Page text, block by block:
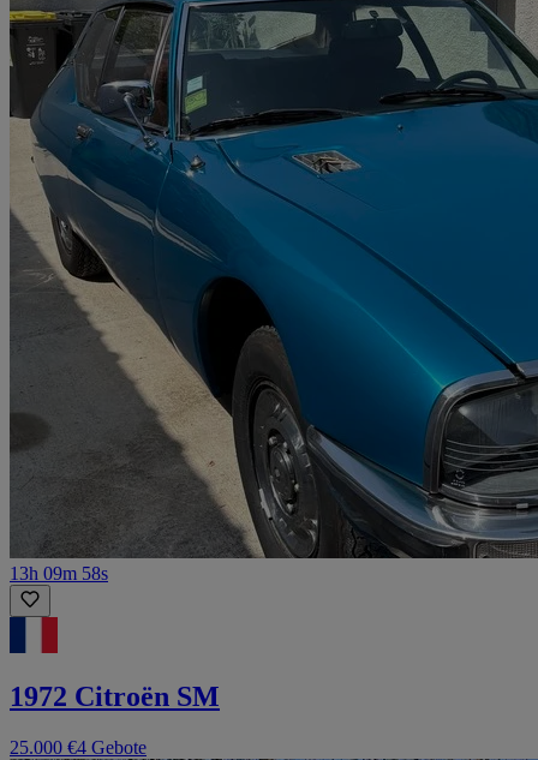
13h 09m 58s
1972 Citroën SM
25.000 €4 Gebote